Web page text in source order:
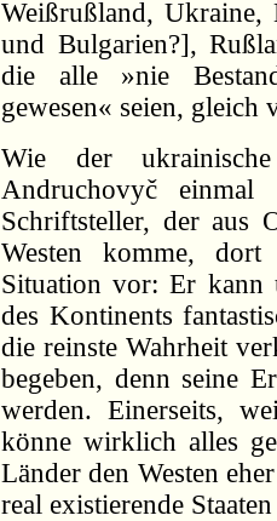
Weißrußland, Ukraine,
und Bulgarien?],
die alle »nie
gewesen« seien,
Wie der
Andruchovyč einmal
Schriftsteller, der aus
Westen komme, dort
Situation vor: Er kann
des Kontinents
die reinste Wahrheit
begeben, denn seine
werden. Einerseits,
könne wirklich alles
Länder den Westen
real existierende